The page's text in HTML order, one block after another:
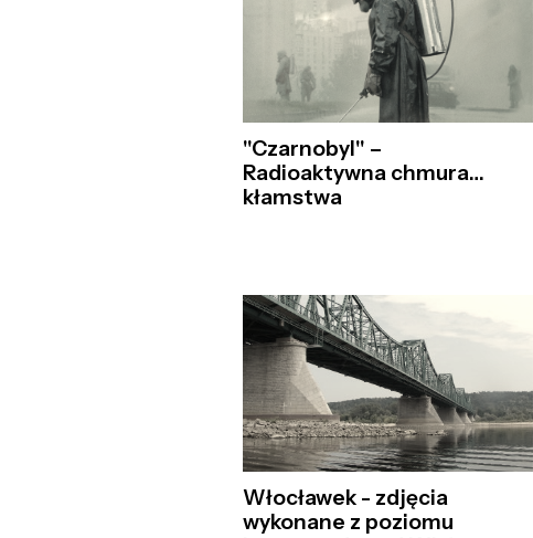
"Czarnobyl" –
Radioaktywna chmura…
kłamstwa
Włocławek - zdjęcia
wykonane z poziomu